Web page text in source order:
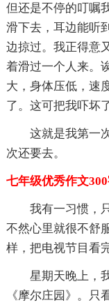
但还是不停的叮嘱
滑下去，耳边能听
边掠过。我正得意
着滑过一个人来。
大，身体压低，速
了。这可把我吓坏
这就是我第一
次还要去。
七年级优秀作文
我有一习惯，
不然心里就很不舒
样，把电视节目看完
星期天晚上，
《摩尔庄园》。